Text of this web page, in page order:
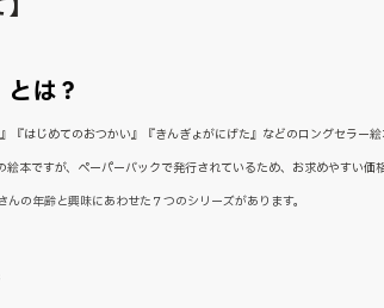
は？
はじめてのおつかい』『きんぎょがにげた』などのロングセラー
本ですが、ペーパーバックで発行されているため、お求めやすい価
の年齢と興味にあわせた７つのシリーズがあります。